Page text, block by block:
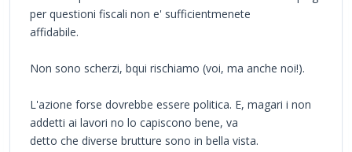
per questioni fiscali non e' sufficientmenete
affidabile.
Non sono scherzi, bqui rischiamo (voi, ma anche noi!).
L'azione forse dovrebbe essere politica. E, magari i non
addetti ai lavori no lo capiscono bene, va
detto che diverse brutture sono in bella vista.